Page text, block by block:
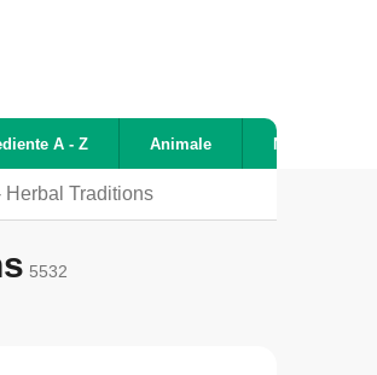
A - Z Animale Noutăți
Herbal Traditions
5532